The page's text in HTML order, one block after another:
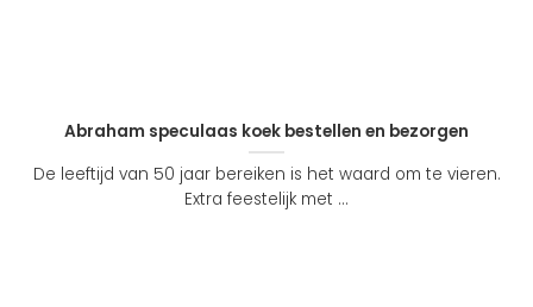
Abraham speculaas koek bestellen en bezorgen
De leeftijd van 50 jaar bereiken is het waard om te vieren.
Extra feestelijk met ...